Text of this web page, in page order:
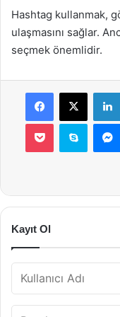
Hashtag kullanmak,
ulaşmasını sağlar.
seçmek önemlidir.
Facebook
X
Pocket Skype
Kayıt Ol